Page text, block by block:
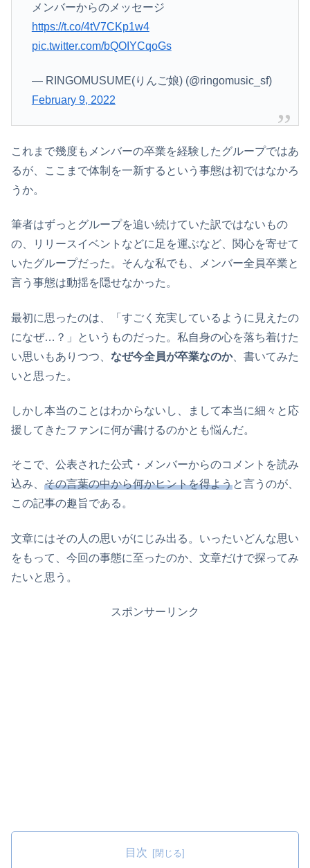
メンバーからのメッセージ
https://t.co/4tV7CKp1w4
pic.twitter.com/bQOIYCqoGs
— RINGOMUSUME(りんご娘) (@ringomusic_sf)
February 9, 2022
これまで幾度もメンバーの卒業を経験したグループではあ
るが、ここまで体制を一新するという事態は初ではなかろ
うか。
筆者はずっとグループを追い続けていた訳ではないもの
の、リリースイベントなどに足を運ぶなど、関心を寄せて
いたグループだった。そんな私でも、メンバー全員卒業と
言う事態は動揺を隠せなかった。
最初に思ったのは、「すごく充実しているように見えたの
になぜ…？」というものだった。私自身の心を落ち着けた
い思いもありつつ、 なぜ今全員が卒業なのか、書いてみた
いと思った。
しかし本当のことはわからないし、まして本当に細々と応
援してきたファンに何が書けるのかとも悩んだ。
そこで、公表された公式・メンバーからのコメントを読み
込み、 その言葉の中から何かヒントを得ようと言うのが、
この記事の趣旨である。
文章にはその人の思いがにじみ出る。いったいどんな思い
をもって、今回の事態に至ったのか、文章だけで探ってみ
たいと思う。
スポンサーリンク
目次